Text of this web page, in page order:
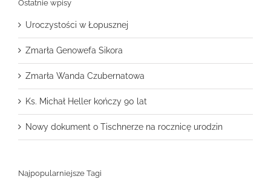
Ostatnie wpisy
Uroczystości w Łopusznej
Zmarła Genowefa Sikora
Zmarła Wanda Czubernatowa
Ks. Michał Heller kończy 90 lat
Nowy dokument o Tischnerze na rocznicę urodzin
Najpopularniejsze Tagi